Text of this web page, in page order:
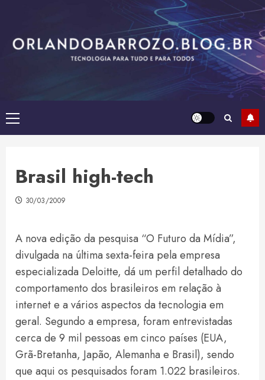
content
Primary
Menu
Brasil high-tech
30/03/2009
A nova edição da pesquisa “O Futuro da Mídia”,
divulgada na última sexta-feira pela empresa
especializada Deloitte, dá um perfil detalhado do
comportamento dos brasileiros em relação à
internet e a vários aspectos da tecnologia em
geral. Segundo a empresa, foram entrevistadas
cerca de 9 mil pessoas em cinco países (EUA,
Grã-Bretanha, Japão, Alemanha e Brasil), sendo
que aqui os pesquisados foram 1.022 brasileiros.